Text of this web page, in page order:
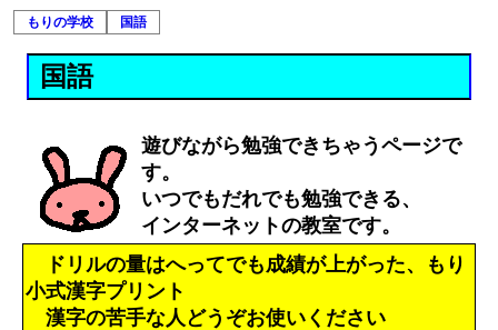
もりの学校 国語
国語
遊びながら勉強できちゃうページで
す。
いつでもだれでも勉強できる、
インターネットの教室です。
ドリルの量はへってでも成績が上がった、もり
小式漢字プリント
漢字の苦手な人どうぞお使いください